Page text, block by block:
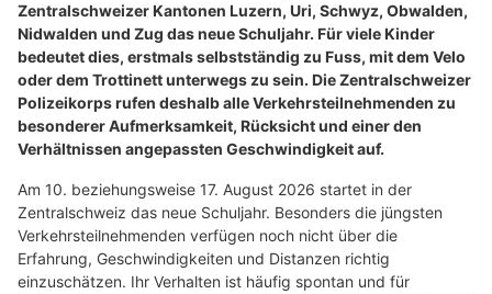
Zentralschweizer Kantonen Luzern, Uri, Schwyz, Obwalden,
Nidwalden und Zug das neue Schuljahr. Für viele Kinder
bedeutet dies, erstmals selbstständig zu Fuss, mit dem Velo
oder dem Trottinett unterwegs zu sein. Die Zentralschweizer
Polizeikorps rufen deshalb alle Verkehrsteilnehmenden zu
besonderer Aufmerksamkeit, Rücksicht und einer den
Verhältnissen angepassten Geschwindigkeit auf.
Am 10. beziehungsweise 17. August 2026 startet in der
Zentralschweiz das neue Schuljahr. Besonders die jüngsten
Verkehrsteilnehmenden verfügen noch nicht über die
Erfahrung, Geschwindigkeiten und Distanzen richtig
einzuschätzen. Ihr Verhalten ist häufig spontan und für